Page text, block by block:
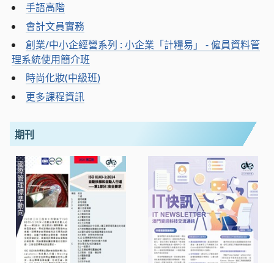
手語高階
會計文員實務
創業/中小企經營系列 : 小企業「計糧易」 - 僱員資料管
理系統使用簡介班
時尚化妝(中級班)
更多課程資訊
期刊